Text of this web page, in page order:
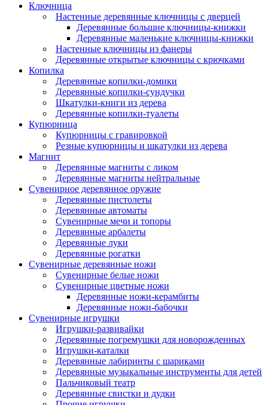
Ключница
Настенные деревянные ключницы с дверцей
Деревянные большие ключницы-книжки
Деревянные маленькие ключницы-книжки
Настенные ключницы из фанеры
Деревянные открытые ключницы с крючками
Копилка
Деревянные копилки-домики
Деревянные копилки-сундучки
Шкатулки-книги из дерева
Деревянные копилки-туалеты
Купюрница
Купюрницы с гравировкой
Резные купюрницы и шкатулки из дерева
Магнит
Деревянные магниты с ликом
Деревянные магниты нейтральные
Сувенирное деревянное оружие
Деревянные пистолеты
Деревянные автоматы
Сувенирные мечи и топоры
Деревянные арбалеты
Деревянные луки
Деревянные рогатки
Сувенирные деревянные ножи
Сувенирные белые ножи
Сувенирные цветные ножи
Деревянные ножи-керамбиты
Деревянные ножи-бабочки
Сувенирные игрушки
Игрушки-развивайки
Деревянные погремушки для новорожденных
Игрушки-каталки
Деревянные лабиринты с шариками
Деревянные музыкальные инструменты для детей
Пальчиковый театр
Деревянные свистки и дудки